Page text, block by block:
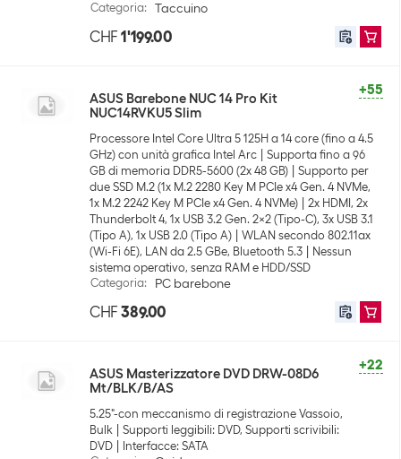
Categoria: Taccuino
CHF 1'199.00
+55
ASUS Barebone NUC 14 Pro Kit
NUC14RVKU5 Slim
Processore Intel Core Ultra 5 125H a 14 core (fino a 4.5
GHz) con unità grafica Intel Arc
Supporta fino a 96
GB di memoria DDR5-5600 (2x 48 GB)
Supporto per
due SSD M.2 (1x M.2 2280 Key M PCIe x4 Gen. 4 NVMe,
1x M.2 2242 Key M PCIe x4 Gen. 4 NVMe)
2x HDMI, 2x
Thunderbolt 4, 1x USB 3.2 Gen. 2x2 (Tipo-C), 3x USB 3.1
(Tipo A), 1x USB 2.0 (Tipo A)
WLAN secondo 802.11ax
(Wi-Fi 6E), LAN da 2.5 GBe, Bluetooth 5.3
Nessun
sistema operativo, senza RAM e HDD/SSD
Categoria: PC barebone
CHF 389.00
+22
ASUS Masterizzatore DVD DRW-08D6
Mt/BLK/B/AS
5.25"-con meccanismo di registrazione Vassoio,
Bulk
Supporti leggibili: DVD, Supporti scrivibili:
DVD
Interfacce: SATA